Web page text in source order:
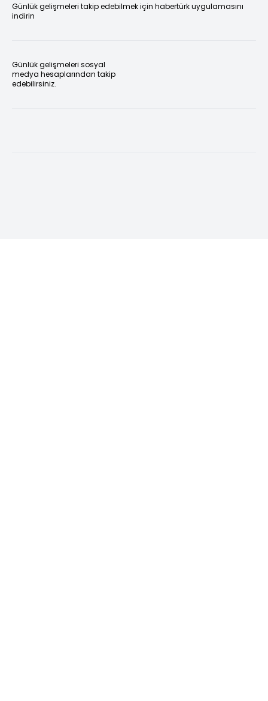
Günlük gelişmeleri takip edebilmek için habertürk uygulamasını
indirin
Günlük gelişmeleri sosyal
medya hesaplarından takip
edebilirsiniz.